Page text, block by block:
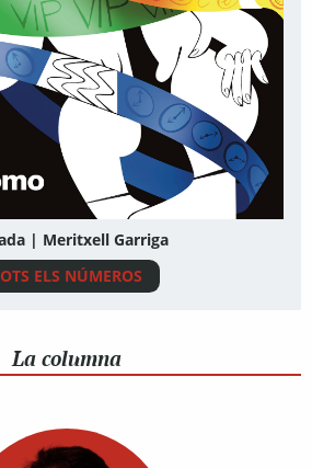
| Meritxell Garriga
ELS NÚMEROS
La columna